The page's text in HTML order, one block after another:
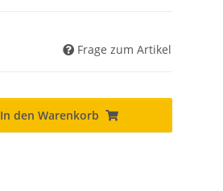
Frage zum Artikel
In den Warenkorb